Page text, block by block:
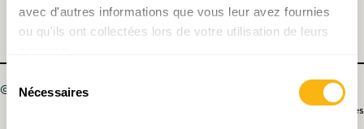
avec d'autres informations que vous leur avez fournies
ou qu'ils ont collectées lors de votre utilisation de leurs
du Nécessaires
© 2026 Fondation IDEA
Politique de protection des données personnelles